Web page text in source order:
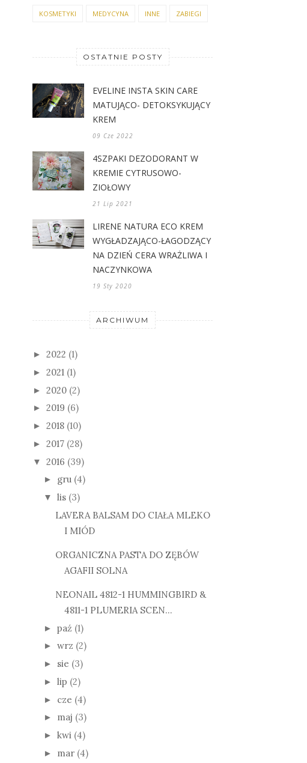
KOSMETYKI MEDYCYNA INNE ZABIEGI
OSTATNIE POSTY
EVELINE INSTA SKIN CARE
MATUJĄCO- DETOKSYKUJĄCY
KREM
09 Cze 2022
4SZPAKI DEZODORANT W
KREMIE CYTRUSOWO-
ZIOŁOWY
21 Lip 2021
LIRENE NATURA ECO KREM
WYGŁADZAJĄCO-ŁAGODZĄCY
NA DZIEŃ CERA WRAŻLIWA I
NACZYNKOWA
19 Sty 2020
ARCHIWUM
► 2022 (1)
► 2021 (1)
► 2020 (2)
► 2019 (6)
► 2018 (10)
► 2017 (28)
▼ 2016 (39)
► gru (4)
▼ lis (3)
LAVERA BALSAM DO CIAŁA MLEKO
I MIÓD
ORGANICZNA PASTA DO ZĘBÓW
AGAFII SOLNA
NEONAIL 4812-1 HUMMINGBIRD &
4811-1 PLUMERIA SCEN...
► paź (1)
► wrz (2)
► sie (3)
► lip (2)
► cze (4)
► maj (3)
► kwi (4)
► mar (4)